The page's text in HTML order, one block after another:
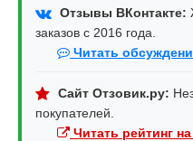
Отзывы ВКонтакте:
заказов с 2016 года.
Читать
Сайт Отзовик.ру:
покупателей.
Читать рейтинг